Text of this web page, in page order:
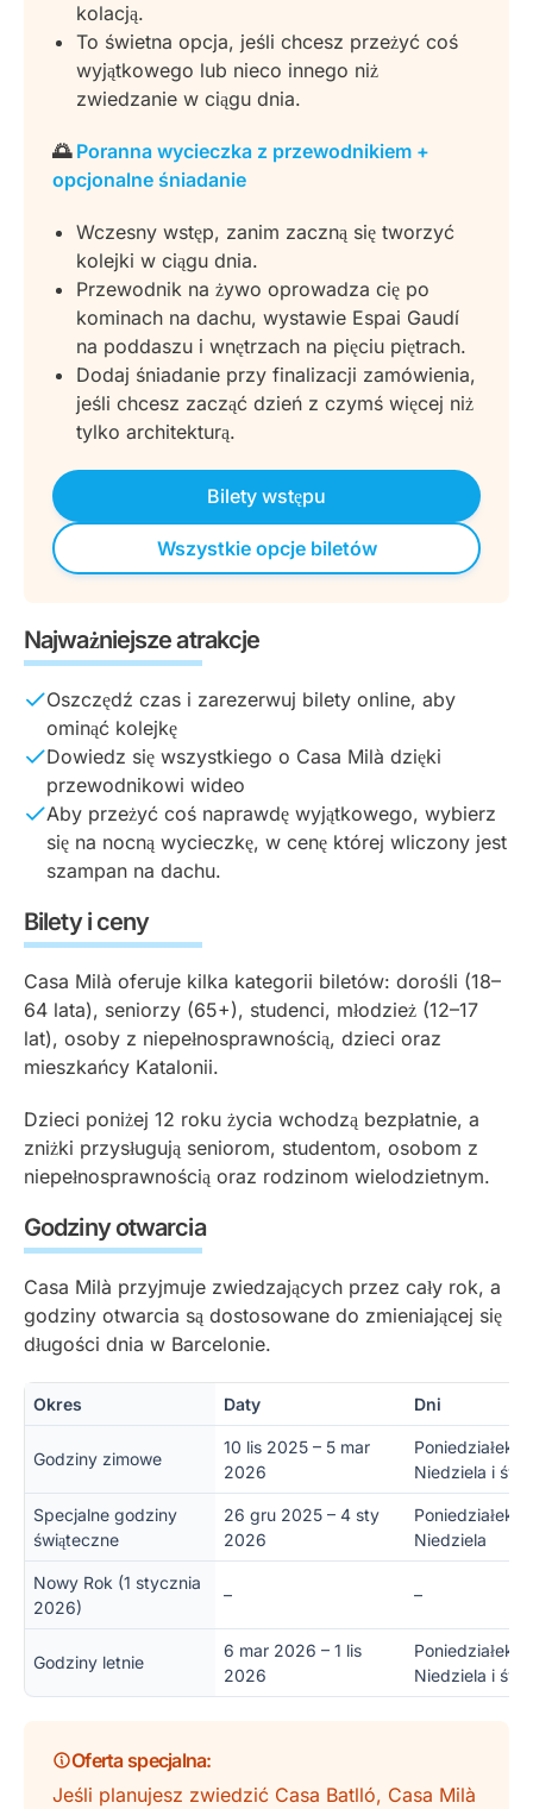
kolacją.
To świetna opcja, jeśli chcesz przeżyć coś
wyjątkowego lub nieco innego niż
zwiedzanie w ciągu dnia.
🌅 Poranna wycieczka z przewodnikiem +
opcjonalne śniadanie
Wczesny wstęp, zanim zaczną się tworzyć
kolejki w ciągu dnia.
Przewodnik na żywo oprowadza cię po
kominach na dachu, wystawie Espai Gaudí
na poddaszu i wnętrzach na pięciu piętrach.
Dodaj śniadanie przy finalizacji zamówienia,
jeśli chcesz zacząć dzień z czymś więcej niż
tylko architekturą.
Bilety wstępu
Wszystkie opcje biletów
Najważniejsze atrakcje
Oszczędź czas i zarezerwuj bilety online, aby
ominąć kolejkę
Dowiedz się wszystkiego o Casa Milà dzięki
przewodnikowi wideo
Aby przeżyć coś naprawdę wyjątkowego, wybierz
się na nocną wycieczkę, w cenę której wliczony jest
szampan na dachu.
Bilety i ceny
Casa Milà oferuje kilka kategorii biletów: dorośli (18–
64 lata), seniorzy (65+), studenci, młodzież (12–17
lat), osoby z niepełnosprawnością, dzieci oraz
mieszkańcy Katalonii.
Dzieci poniżej 12 roku życia wchodzą bezpłatnie, a
zniżki przysługują seniorom, studentom, osobom z
niepełnosprawnością oraz rodzinom wielodzietnym.
Godziny otwarcia
Casa Milà przyjmuje zwiedzających przez cały rok, a
godziny otwarcia są dostosowane do zmieniającej się
długości dnia w Barcelonie.
Okres Daty Dni
Godziny zimowe
10 lis 2025 – 5 mar
2026
Poniedziałek –
Niedziela i
Specjalne godziny
świąteczne
26 gru 2025 – 4 sty
2026
Poniedziałek –
Niedziela
Nowy Rok (1 stycznia
2026)
– –
Godziny letnie
6 mar 2026 – 1 lis
2026
Poniedziałek –
Niedziela i
Oferta specjalna:
Jeśli planujesz zwiedzić Casa Batlló, Casa Milà